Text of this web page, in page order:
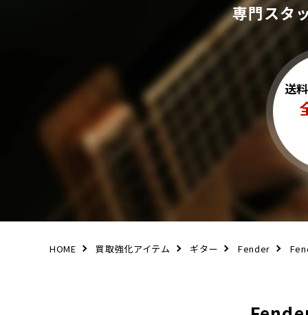
専門スタ
送
HOME 買取強化アイテム ギター Fender